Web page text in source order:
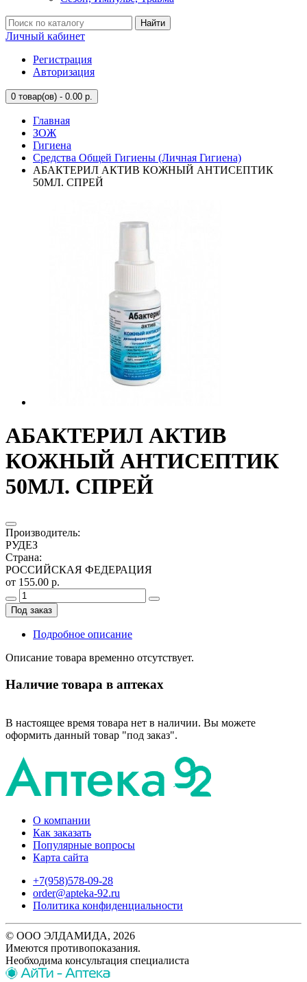
Найти
Личный кабинет
Регистрация
Авторизация
0 товар(ов) - 0.00 р.
Главная
ЗОЖ
Гигиена
Средства Общей Гигиены (Личная Гигиена)
АБАКТЕРИЛ АКТИВ КОЖНЫЙ АНТИСЕПТИК
50МЛ. СПРЕЙ
АБАКТЕРИЛ АКТИВ
КОЖНЫЙ АНТИСЕПТИК
50МЛ. СПРЕЙ
Производитель:
РУДЕЗ
Страна:
РОССИЙСКАЯ ФЕДЕРАЦИЯ
от 155.00 р.
Под заказ
Подробное описание
Описание товара временно отсутствует.
Наличие товара в аптеках
В настоящее время товара нет в наличии. Вы можете
оформить данный товар "под заказ".
О компании
Как заказать
Популярные вопросы
Карта сайта
+7(958)578-09-28
order@apteka-92.ru
Политика конфиденциальности
© ООО ЭЛДАМИДА, 2026
Имеются противопоказания.
Необходима консультация специалиста